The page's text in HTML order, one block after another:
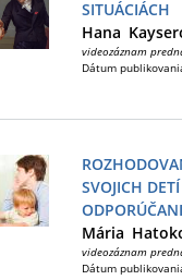
SITUÁCIÁCH
Hana
videozáznam
Dátum
SVOJICH
Mária
videozáznam
Dátum